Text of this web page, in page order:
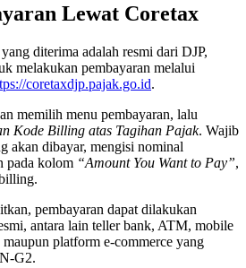
Lewat Coretax
diterima adalah resmi dari DJP,
melakukan pembayaran melalui
coretaxdjp.pajak.go.id.
memilih menu pembayaran, lalu
Kode Billing atas Tagihan Pajak. Wajib
akan dibayar, mengisi nominal
pada kolom “Amount You Want to Pay”,
pembayaran dapat dilakukan
antara lain teller bank, ATM, mobile
platform e-commerce yang
G2.